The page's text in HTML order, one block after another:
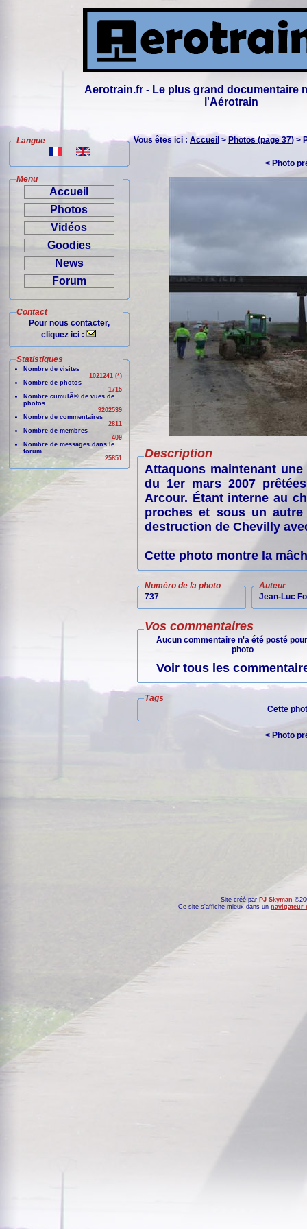
Aerotrain.fr - Le plus grand documentaire
l'Aérotrain
Langue
Menu
Accueil
Photos
Vidéos
Goodies
News
Forum
Contact
Pour nous contacter,
cliquez ici :
Statistiques
Nombre de visites
1021241 (*)
Nombre de photos
1715
Nombre cumulÃ© de vues de
photos
9202539
Nombre de commentaires
2811
Nombre de membres
409
Nombre de messages dans le
forum
25851
Vous êtes ici : Accueil > Photos (page 37) >
< Photo
Description
Attaquons maintenant
du 1er mars 2007
Arcour. Étant interne au
proches et sous un
destruction de Chevilly
Cette photo montre la
Numéro de la photo
737
Auteur
Jean-Luc
Vos commentaires
Aucun commentaire n'a été posté
photo
Voir tous les
Tags
Cette
< Photo
Site créé par PJ Skyman
Ce site s'affiche mieux dans unnavigateur